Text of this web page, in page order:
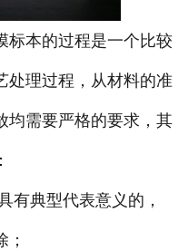
物标本
切片标本
标本
本的过程是一个比较
处理过程，从材料的准
均需要严格的要求，其
有典型代表意义的，